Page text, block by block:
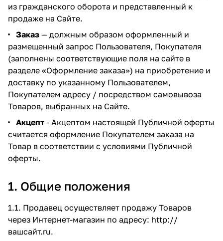
из гражданского оборота и представленный к
продаже на Сайте.
Заказ — должным образом оформленный и
размещенный запрос Пользователя, Покупателя
(заполнены соответствующие поля на сайте в
разделе «Оформление заказа») на приобретение и
доставку по указанному Пользователем,
Покупателем адресу / посредством самовывоза
Товаров, выбранных на Сайте.
Акцепт - Акцептом настоящей Публичной оферты
считается оформление Покупателем заказа на
Товар в соответствии с условиями Публичной
оферты.
1. Общие положения
1.1. Продавец осуществляет продажу Товаров
через Интернет-магазин по адресу: http://
вашсайт.ru.